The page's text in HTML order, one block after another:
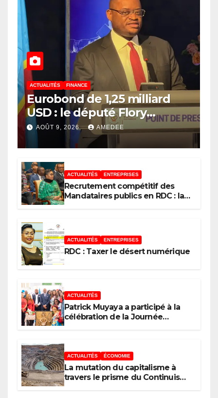
ACTUALITÉS FINANCE
Eurobond de 1,25 milliard
USD : le député Flory
Mapamboli relève 4
paradoxes sur cet
Gouvernement
AOÛT 9, 2026 AMEDEE
ACTUALITÉS ENTREPRISES
Recrutement compétitif des
Mandataires publics en RDC : la
ACTUALITÉS ENTREPRISES
RDC : Taxer le désert numérique
ACTUALITÉS
Patrick Muyaya a participé à la
célébration de la Journée
et l’Union Nationale des
Caméramans du Congo
ACTUALITÉS ÉCONOMIE
La mutation du capitalisme à
travers le prisme du Continuisme